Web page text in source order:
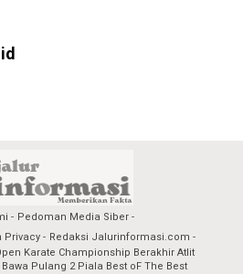
Pedoman Media Siber
Privacy
Redaksi Jalurinformasi.com
Karate Championship Berakhir Atlit
Pulang 2 Piala Best oF The Best